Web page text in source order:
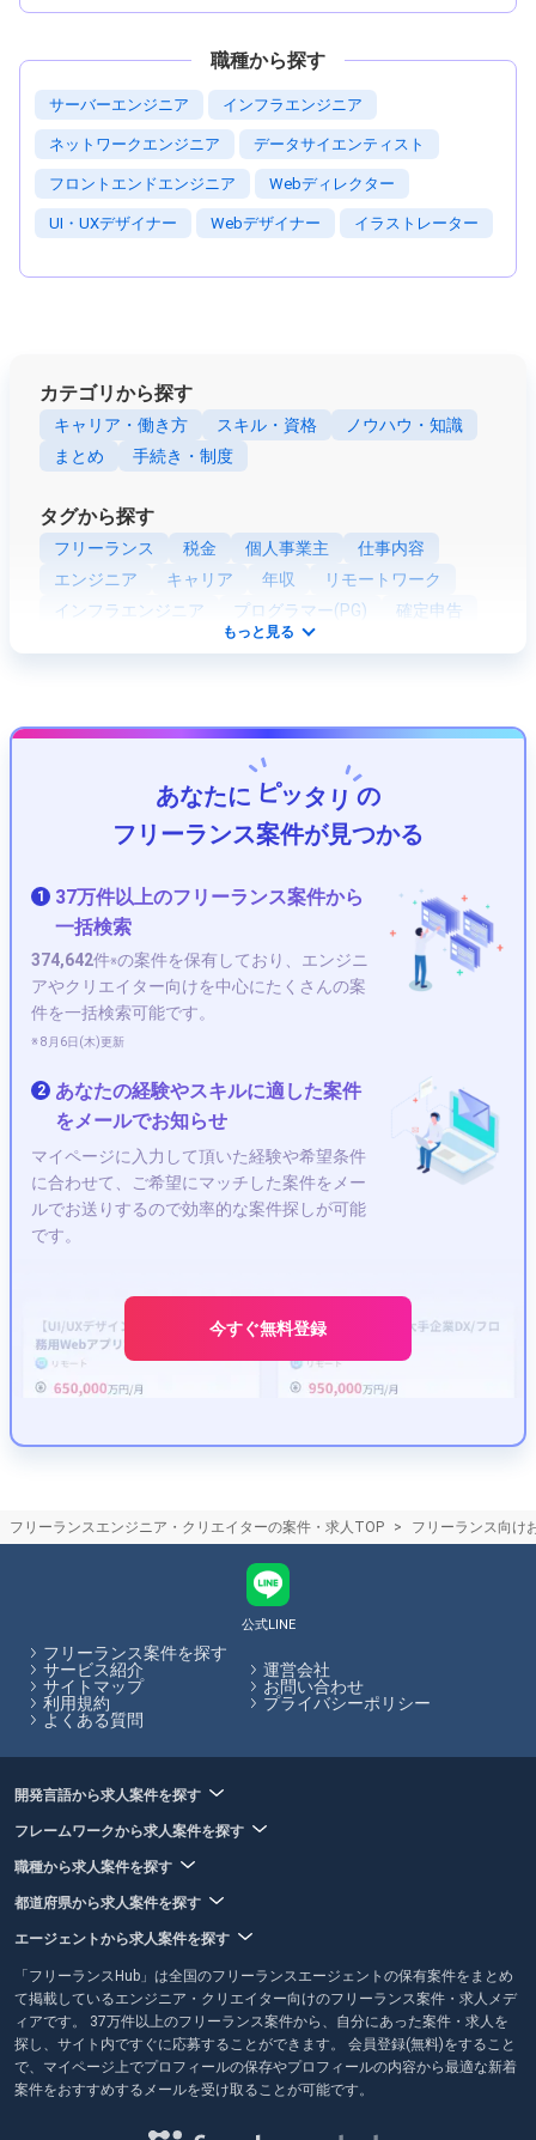
職種から探す
サーバーエンジニア インフラエンジニア
ネットワークエンジニア データサイエンティスト
フロントエンドエンジニア Webディレクター
UI・UXデザイナー Webデザイナー イラストレーター
カテゴリから探す
キャリア・働き方 スキル・資格
ノウハウ・知識
まとめ
手続き・制度
タグから探す
フリーランス 税金 個人事業主
仕事内容
エンジニア
キャリア 年収
リモートワーク
インフラエンジニア
プログラマー(PG)
確定申告
SE (システムエンジニア)
組込・制御エンジニア
Java ツール
PHP
職種
セキュリティエンジニア
プロジェクトマネージャー(PM)
JavaScript
ITコンサルタント
データサイエンティスト
将来性
PMO
アプリケーションエンジニア
Kotlin
iOS
HTML
Android
サーバーエンジニア
データベースエンジニア
VBA CSS
Swift
SAPコンサルタント
R言語
CE（カスタマーエンジニア）
COBOL
Google Cloud Platform
C言語
学習
イラストレーター
ゲーム デザイナー
開発
Webディレクター
ポートフォリオ
Photoshop
キャラクターデザイナー
クリエイター
After Effects
グラフィックデザイナー
React
シナリオライター
コワーキングスペース
レンタルオフィス
フレームワーク
もっと見る
あなたに ピッタリ の
フリーランス案件が見つかる
1
37万件以上のフリーランス案件から
一括検索
374,642件※の案件を保有しており、エンジニ
アやクリエイター向けを中心にたくさんの案
件を一括検索可能です。
※ 8月6日(木)更新
2
あなたの経験やスキルに適した案件
をメールでお知らせ
マイページに入力して頂いた経験や希望条件
に合わせて、ご希望にマッチした案件をメー
ルでお送りするので効率的な案件探しが可能
です。
今すぐ無料登録
フリーランスエンジニア・クリエイターの案件・求人TOP フリーランス向け
公式LINE
フリーランス案件を探す
サービス紹介
運営会社
サイトマップ
お問い合わせ
利用規約
プライバシーポリシー
よくある質問
開発言語から求人案件を探す
フレームワークから求人案件を探す
職種から求人案件を探す
都道府県から求人案件を探す
エージェントから求人案件を探す
「フリーランスHub」は全国のフリーランスエージェントの保有案件をまとめ
て掲載しているエンジニア・クリエイター向けのフリーランス案件・求人メデ
ィアです。 37万件以上のフリーランス案件から、自分にあった案件・求人を
探し、サイト内ですぐに応募することができます。 会員登録(無料)をすること
で、マイページ上でプロフィールの保存やプロフィールの内容から最適な新着
案件をおすすめするメールを受け取ることが可能です。